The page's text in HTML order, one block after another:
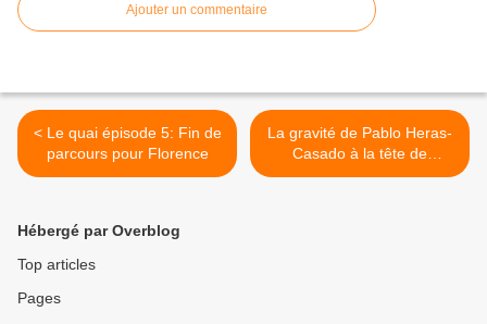
Ajouter un commentaire
< Le quai épisode 5: Fin de
parcours pour Florence
La gravité de Pablo Heras-
Casado à la tête de
l'Orchestre de Paris dans
Hébergé par Overblog
Top articles
Pages